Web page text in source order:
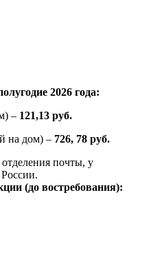
2026 года:
– 121,13 руб.
на дом) – 726, 78 руб.
почты, у
(до востребования):